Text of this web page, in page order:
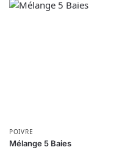
POIVRE
Mélange 5 Baies